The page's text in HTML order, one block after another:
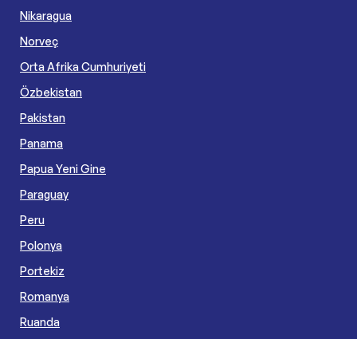
Nikaragua
Norveç
Orta Afrika Cumhuriyeti
Özbekistan
Pakistan
Panama
Papua Yeni Gine
Paraguay
Peru
Polonya
Portekiz
Romanya
Ruanda